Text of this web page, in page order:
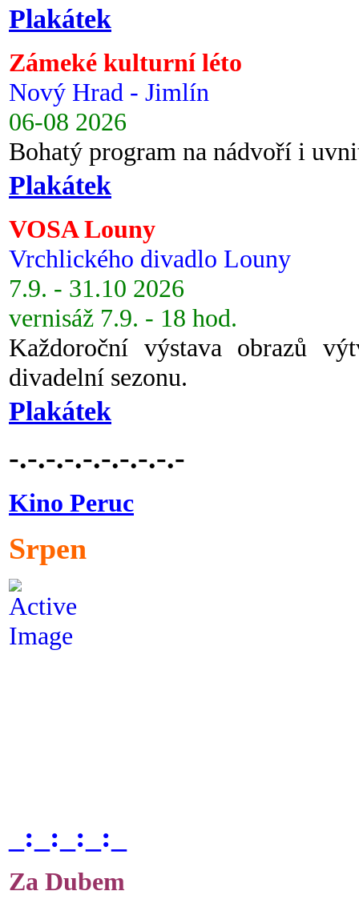
Plakátek
Zámeké kulturní léto
Nový Hrad - Jimlín
06-08 2026
Bohatý program na nádvoří i
Plakátek
VOSA Louny
Vrchlického divadlo Louny
7.9. - 31.10 2026
vernisáž 7.9. - 18 hod.
Každoroční výstava obrazů
divadelní sezonu.
Plakátek
-.-.-.-.-.-.-.-.-.-
Kino Peruc
Srpen
_:_:_:_:_
Za Dubem